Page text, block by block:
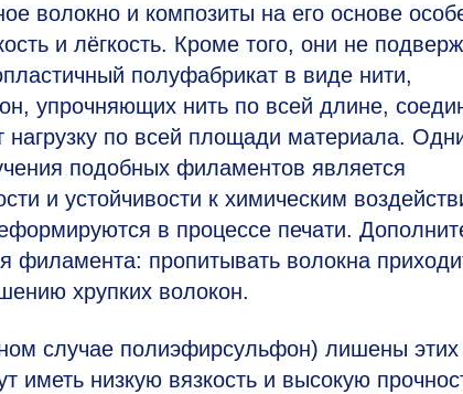
волокно и композиты на его основе
и лёгкость. Кроме того, они не
полуфабрикат в виде нити,
упрочняющих нить по всей длине,
нагрузку по всей площади материала.
подобных филаментов является
и устойчивости к химическим
в процессе печати.
филамента: пропитывать волокна
хрупких волокон.
случае полиэфирсульфон) лишены этих
иметь низкую вязкость и высокую